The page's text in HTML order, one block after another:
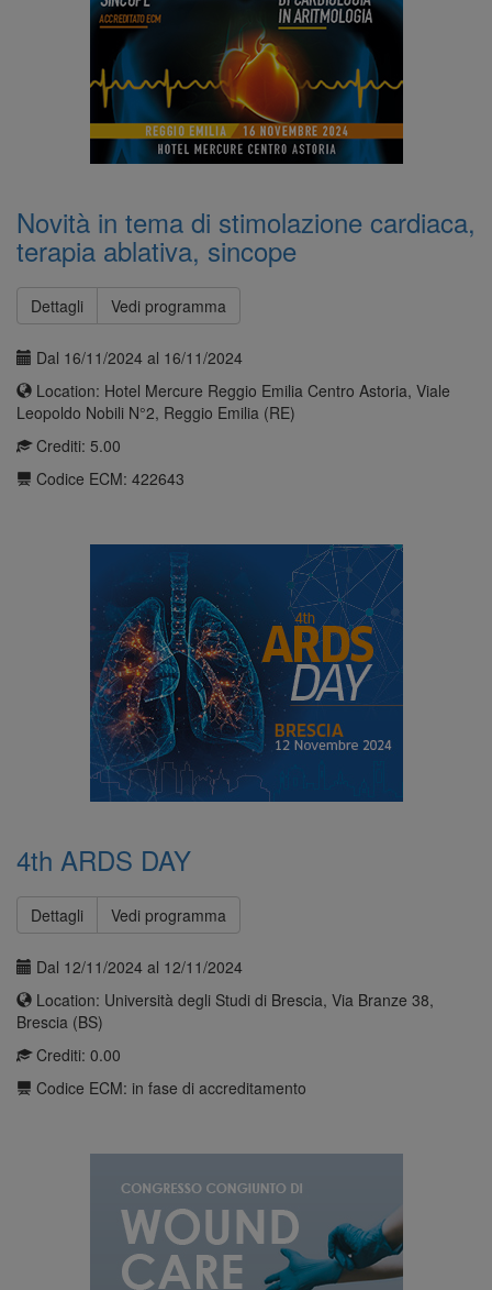
Novità in tema di stimolazione cardiaca,
terapia ablativa, sincope
Dettagli Vedi programma
Dal 16/11/2024 al 16/11/2024
Location: Hotel Mercure Reggio Emilia Centro Astoria, Viale
Leopoldo Nobili N°2, Reggio Emilia (RE)
Crediti: 5.00
Codice ECM: 422643
4th ARDS DAY
Dettagli Vedi programma
Dal 12/11/2024 al 12/11/2024
Location: Università degli Studi di Brescia, Via Branze 38,
Brescia (BS)
Crediti: 0.00
Codice ECM: in fase di accreditamento